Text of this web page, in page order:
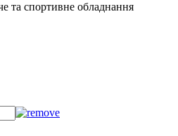
та спортивне обладнання